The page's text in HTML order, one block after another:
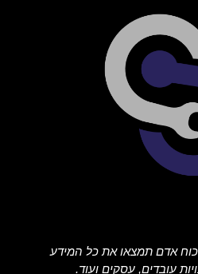
אדם תמצאו את כל המידע
עובדים, עסקים ועוד.